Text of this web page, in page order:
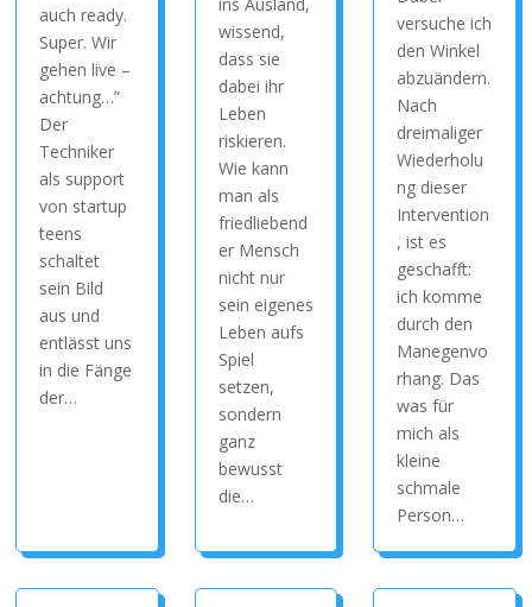
auch ready.
Super. Wir
gehen live –
achtung…”
Der
Techniker
als support
von startup
teens
schaltet
sein Bild
aus und
entlässt uns
in die Fänge
der…
wissend,
dass sie
dabei ihr
Leben
riskieren.
Wie kann
man als
friedliebend
er Mensch
nicht nur
sein eigenes
Leben aufs
Spiel
setzen,
sondern
ganz
bewusst
die…
versuche ich
den Winkel
abzuändern.
Nach
dreimaliger
Wiederholu
ng dieser
Intervention
, ist es
geschafft:
ich komme
durch den
Manegenvo
rhang. Das
was für
mich als
kleine
schmale
Person…